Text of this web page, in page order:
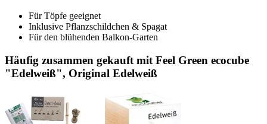
Für Töpfe geeignet
Inklusive Pflanzschildchen & Spagat
Für den blühenden Balkon-Garten
Häufig zusammen gekauft mit Feel Green ecocube
"Edelweiß", Original Edelweiß